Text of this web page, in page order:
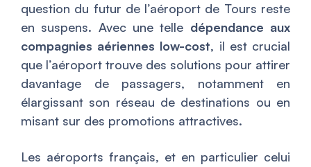
question du futur de l’aéroport de Tours reste
en suspens. Avec une telle dépendance aux
compagnies aériennes low-cost, il est crucial
que l’aéroport trouve des solutions pour attirer
davantage de passagers, notamment en
élargissant son réseau de destinations ou en
misant sur des promotions attractives.
Les aéroports français, et en particulier celui